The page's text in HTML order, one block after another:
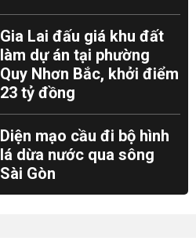
Gia Lai đấu giá khu đất
làm dự án tại phường
Quy Nhơn Bắc, khởi điểm
23 tỷ đồng
Diện mạo cầu đi bộ hình
lá dừa nước qua sông
Sài Gòn